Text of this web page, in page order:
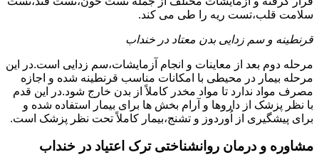
سلامت قلب،تست ریه را طی می کند.
قرنطینه و سم زدایی بدن معتاد در خنداب
مرحله دوم بعد از معاینات و انجام آزمایشات،سم زدایی است.در این
مرحله بیمار در محیطی با امکانات مناسب قرنطینه شده و اجازه
مصرف مواد ندارد تا مواد مخدر کاملاً از بدن خارج شود.در این قدم
با نظر پزشک از داروها و آرام بخش ها برای بیمار استفاده شده و
برای پیشگیری از اُوردوز و تشنج،بیمار کاملاً تحت نظر پزشک است.
مشاوره و درمان روانشناختی ترک اعتیاد در خنداب